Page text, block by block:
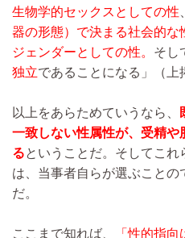
生物学的セックスとしての性
器の形態）で決まる社会的な
ジェンダーとしての性。 そし
独立であることになる」（上
以上をあらためていうなら、
一致しない性属性が、受精
るということだ。そしてこ
は、当事者自らが選ぶことの
だ。
ここまで知れば、 「性的指